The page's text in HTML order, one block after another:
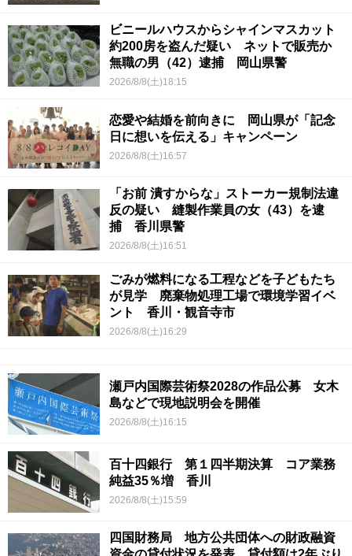
ビニールハウスからシャインマスカット
約200房を盗んだ疑い ネットで販売か
無職の男（42）逮捕 岡山県警
2026/8/8(土)18:15
恋愛や結婚を前向きに 岡山県が「記念
日に想いを伝える」キャンペーン
2026/8/8(土)16:57
「お前 潰すからな」ストーカー規制法違
反の疑い 縫製作業員の女（43）を逮
捕 香川県警
2026/8/8(土)16:51
ごみが燃料になる工程などを子どもたち
が見学 廃棄物処理工場で環境学習イベ
ント 香川・観音寺市
2026/8/8(土)16:29
瀬戸内国際芸術祭2028の作品公募 女木
島などで現地説明会を開催
2026/8/8(土)16:15
百十四銀行 第１四半期決算 コア業務
純益35％増 香川
2026/8/8(土)15:59
四国財務局 地方公共団体への財政融資